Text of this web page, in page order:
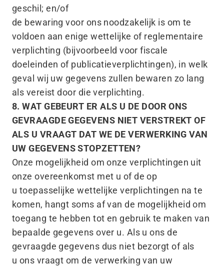
geschil; en/​of
de bewaring voor ons noodzakelijk is om te
voldoen aan enige wettelijke of reglementaire
verplichting (bijvoorbeeld voor fiscale
doeleinden of publicatieverplichtingen), in welk
geval wij uw gegevens zullen bewaren zo lang
als vereist door die verplichting.
8. WAT GEBEURT ER ALS U DE DOOR ONS
GEVRAAGDE GEGEVENS NIET VERSTREKT OF
ALS U VRAAGT DAT WE DE VERWERKING VAN
UW GEGEVENS STOPZETTEN?
Onze mogelijkheid om onze verplichtingen uit
onze overeenkomst met u of de op
u toepasselijke wettelijke verplichtingen na te
komen, hangt soms af van de mogelijkheid om
toegang te hebben tot en gebruik te maken van
bepaalde gegevens over u. Als u ons de
gevraagde gegevens dus niet bezorgt of als
u ons vraagt om de verwerking van uw